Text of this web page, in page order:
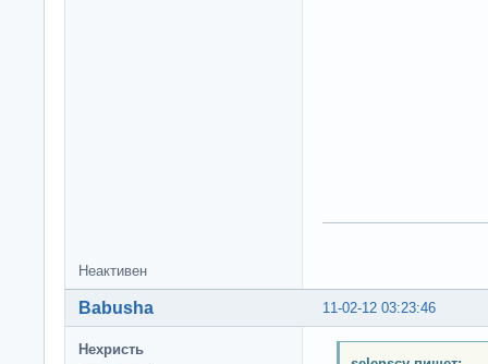
Неактивен
11-02-12 03:23:46
Babusha
Нехристь